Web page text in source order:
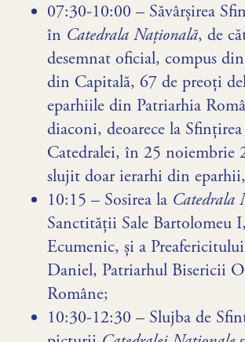
07:30-10:00 – Săvârșirea
în Catedrala Națională, de
desemnat oficial, compus
din Capitală, 67 de preoți
eparhiile din Patriarhia
diaconi, deoarece la
Catedralei, în 25 noiembrie
slujit doar ierarhi din
10:15 – Sosirea la Catedrala
Sanctității Sale Bartolomeu
Ecumenic, și a
Daniel, Patriarhul Bisericii
Române;
10:30-12:30 – Slujba de